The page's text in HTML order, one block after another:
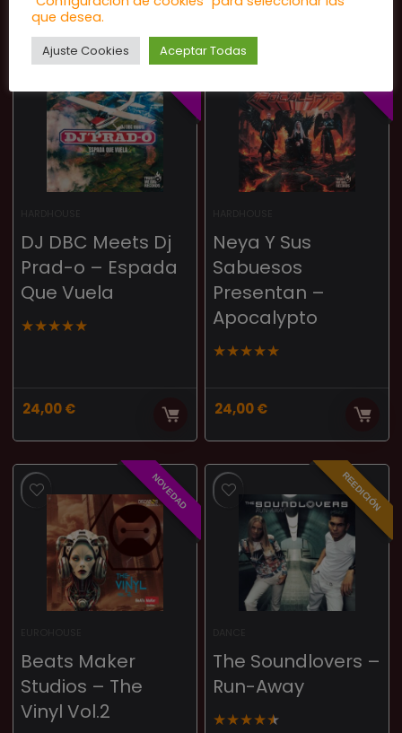
NOVEDAD
DJ DBC Meets Dj
Prad-o – Espada
Que Vuela
★★★★★
24,00€
Neya Y Sus
Sabuesos
Presentan –
Apocalypto
★★★★★
24,00€
NOVEDAD
Beats Maker
Studios – The
Vinyl Vol.2
REEDICIÓN
The Soundlovers –
Run-Away
★★★★★
que desea.
Ajuste Cookies Aceptar Todas